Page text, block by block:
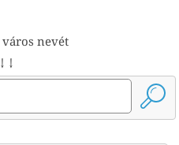
város nevét
↓